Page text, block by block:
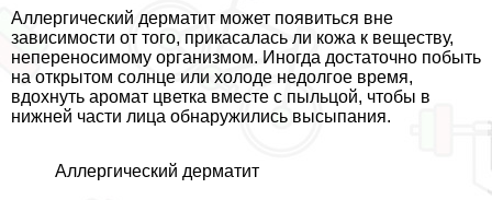
Аллергический дерматит может появиться вне
зависимости от того, прикасалась ли кожа к веществу,
непереносимому организмом. Иногда достаточно побыть
на открытом солнце или холоде недолгое время,
вдохнуть аромат цветка вместе с пыльцой, чтобы в
нижней части лица обнаружились высыпания.
Аллергический дерматит